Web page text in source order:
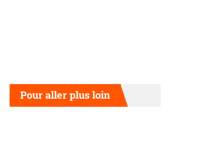
Pour aller plus loin